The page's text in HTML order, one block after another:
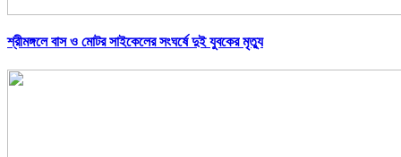
শ্রীমঙ্গলে বাস ও মোটর সাইকেলের সংঘর্ষে দুই যুবকের মৃত্যু